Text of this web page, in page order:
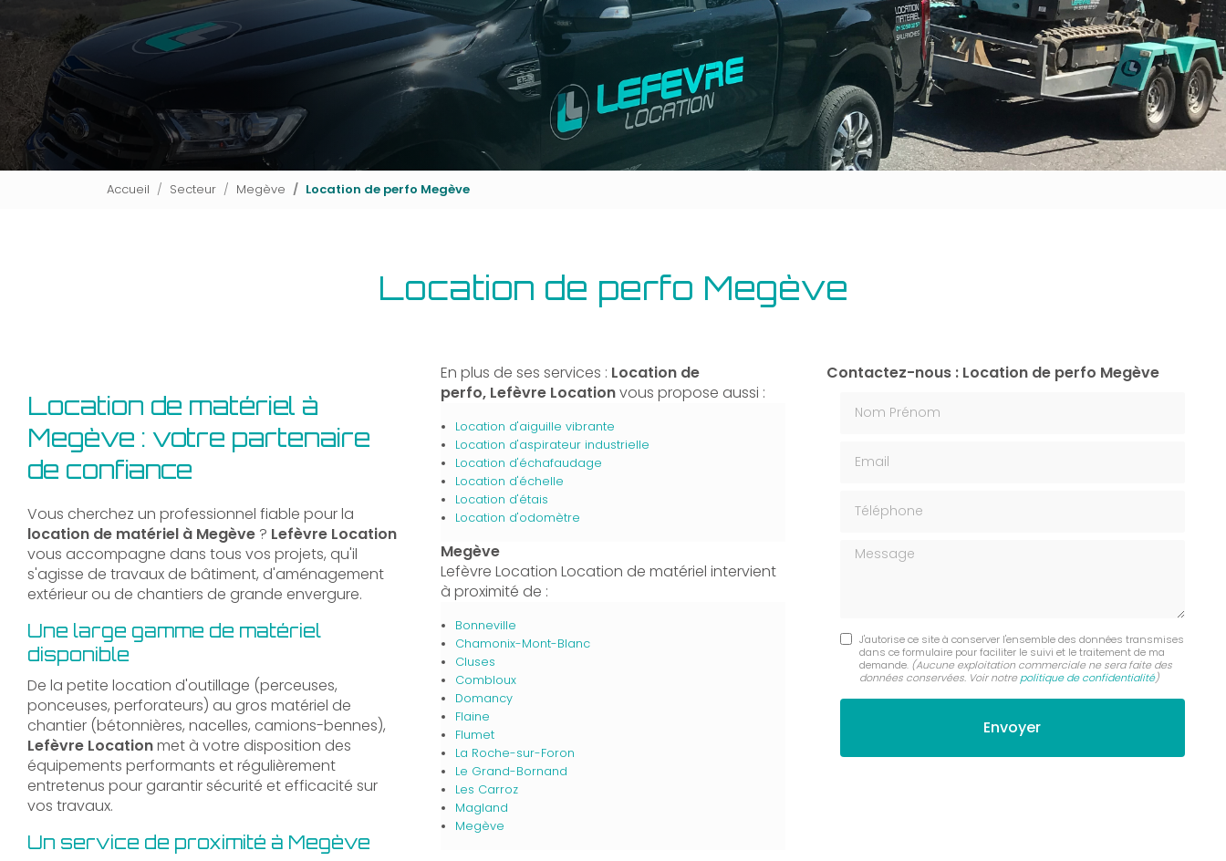
Outillage bâtiment
Energie
Accueil Secteur Megève Location de perfo Megève
Location de perfo Megève
Location de matériel à
Megève : votre partenaire
de confiance
Vous cherchez un professionnel fiable pour la
location de matériel à Megève ? Lefèvre Location
vous accompagne dans tous vos projets, qu'il
s'agisse de travaux de bâtiment, d'aménagement
extérieur ou de chantiers de grande envergure.
Une large gamme de matériel
disponible
De la petite location d'outillage (perceuses,
ponceuses, perforateurs) au gros matériel de
chantier (bétonnières, nacelles, camions-bennes),
Lefèvre Locationmet à votre disposition des
équipements performants et régulièrement
entretenus pour garantir sécurité et efficacité sur
vos travaux.
Un service de proximité à Megève
En plus de ses services : Location de
perfo, Lefèvre Locationvous propose aussi :
Location d'aiguille vibrante
Location d'aspirateur industrielle
Location d'échafaudage
Location d'échelle
Location d'étais
Location d'odomètre
Megève
Lefèvre Location Location de matériel intervient
à proximité de :
Bonneville
Chamonix-Mont-Blanc
Cluses
Combloux
Domancy
Flaine
Flumet
La Roche-sur-Foron
Le Grand-Bornand
Les Carroz
Magland
Megève
Contactez-nous : Location de perfo Megève
Message
J'autorise ce site à conserver l'ensemble des données transmises
dans ce formulaire pour faciliter le suivi et le traitement de ma
demande. (Aucune exploitation commerciale ne sera faite des
données conservées. Voir notre politique de confidentialité)